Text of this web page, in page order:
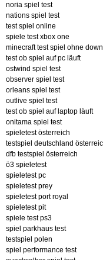
noria spiel test
nations spiel test
test spiel online
spiele test xbox one
minecraft test spiel ohne
test ob spiel auf pc läuft
ostwind spiel test
observer spiel test
orleans spiel test
outlive spiel test
test ob spiel auf laptop läuft
onitama spiel test
spieletest österreich
testspiel deutschland
dfb testspiel österreich
ö3 spieletest
spieletest pc
spieletest prey
spieletest port royal
spieletest pit
spiele test ps3
spiel parkhaus test
testspiel polen
spiel performance test